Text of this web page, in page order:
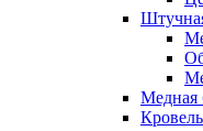
Медная